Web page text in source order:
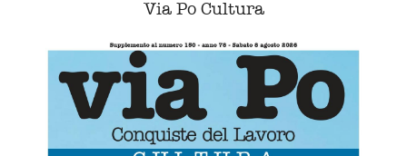
Via Po Cultura